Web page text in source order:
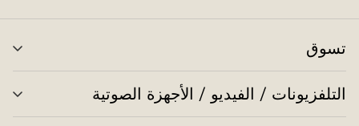
تسوق
التلفزيونات / الفيديو / الأجهزة الصوتية